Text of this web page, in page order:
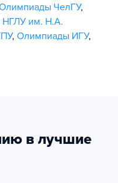
ЧелГУ,
им. Н.А.
, Олимпиады ИГУ,
в лучшие